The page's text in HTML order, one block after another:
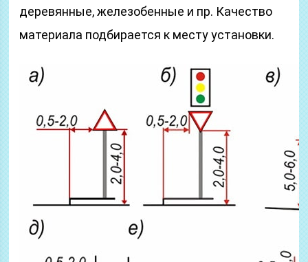
деревянные, железобенные и пр. Качество
материала подбирается к месту установки.